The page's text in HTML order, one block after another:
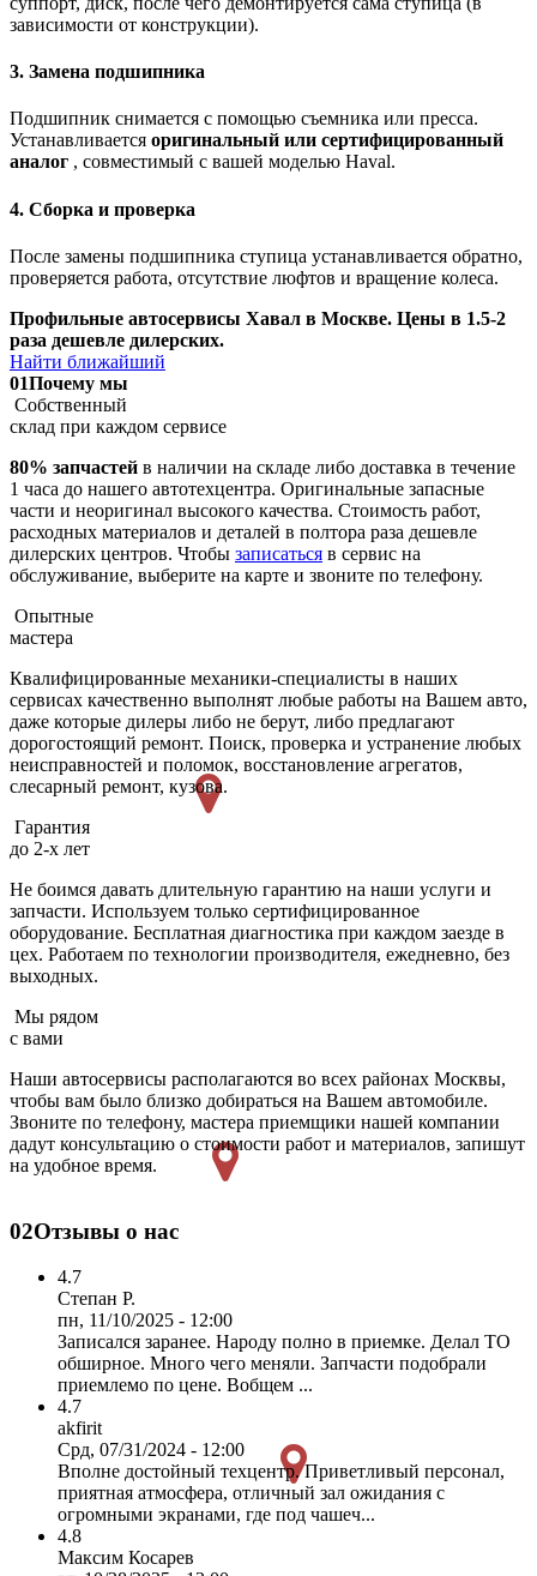
зависимости от конструкции).
3. Замена подшипника
Подшипник снимается с помощью съемника или пресса.
Устанавливается оригинальный или сертифицированный
аналог , совместимый с вашей моделью Haval.
4. Сборка и проверка
После замены подшипника ступица устанавливается обратно,
проверяется работа, отсутствие люфтов и вращение колеса.
Профильные автосервисы Хавал в Москве. Цены в 1.5-2
раза дешевле дилерских.
Найти ближайший
01Почему мы
Собственный
склад при каждом сервисе
80% запчастей в наличии на складе либо доставка в течение
1 часа до нашего автотехцентра. Оригинальные запасные
части и неоригинал высокого качества. Стоимость работ,
расходных материалов и деталей в полтора раза дешевле
дилерских центров. Чтобы записаться в сервис на
обслуживание, выберите на карте и звоните по телефону.
Опытные
мастера
Квалифицированные механики-специалисты в наших
сервисах качественно выполнят любые работы на Вашем авто,
даже которые дилеры либо не берут, либо предлагают
дорогостоящий ремонт. Поиск, проверка и устранение любых
неисправностей и поломок, восстановление агрегатов,
слесарный ремонт, кузова.
Гарантия
до 2-х лет
Не боимся давать длительную гарантию на наши услуги и
запчасти. Используем только сертифицированное
оборудование. Бесплатная диагностика при каждом заезде в
цех. Работаем по технологии производителя, ежедневно, без
выходных.
Мы рядом
с вами
Наши автосервисы располагаются во всех районах Москвы,
чтобы вам было близко добираться на Вашем автомобиле.
Звоните по телефону, мастера приемщики нашей компании
дадут консультацию о стоимости работ и материалов, запишут
на удобное время.
02Отзывы о нас
4.7
Степан Р.
пн, 11/10/2025 - 12:00
Записался заранее. Народу полно в приемке. Делал ТО
обширное. Много чего меняли. Запчасти подобрали
приемлемо по цене. Вобщем ...
4.7
akfirit
Срд, 07/31/2024 - 12:00
Вполне достойный техцентр. Приветливый персонал,
приятная атмосфера, отличный зал ожидания с
огромными экранами, где под чашеч...
4.8
Максим Косарев